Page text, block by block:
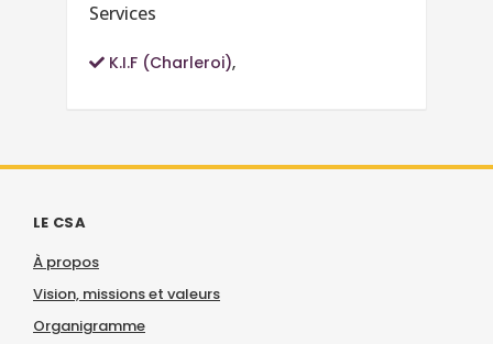
Services
K.I.F (Charleroi),
LE CSA
À propos
Vision, missions et valeurs
Organigramme